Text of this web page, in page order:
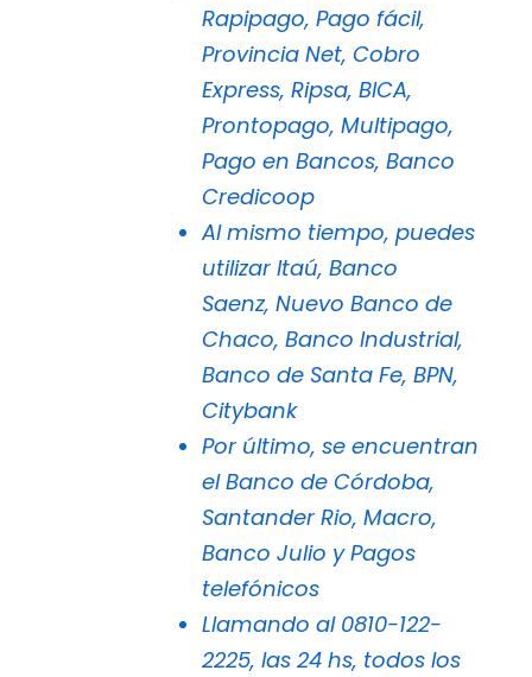
Rapipago, Pago fácil,
Provincia Net, Cobro
Express, Ripsa, BICA,
Prontopago, Multipago,
Pago en Bancos, Banco
Credicoop
Al mismo tiempo, puedes
utilizar Itaú, Banco
Saenz, Nuevo Banco de
Chaco, Banco Industrial,
Banco de Santa Fe, BPN,
Citybank
Por último, se encuentran
el Banco de Córdoba,
Santander Rio, Macro,
Banco Julio yPagos
telefónicos
Llamando al 0810-122-
2225, las 24 hs, todos los